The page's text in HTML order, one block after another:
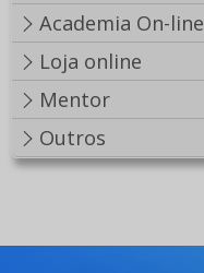
Academia On-line
Loja online
Mentor
Outros